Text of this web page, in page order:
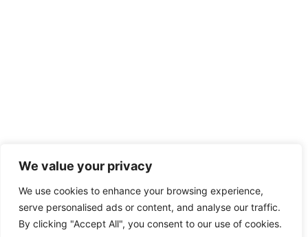
We value your privacy
We use cookies to enhance your browsing experience,
serve personalised ads or content, and analyse our traffic.
By clicking "Accept All", you consent to our use of cookies.